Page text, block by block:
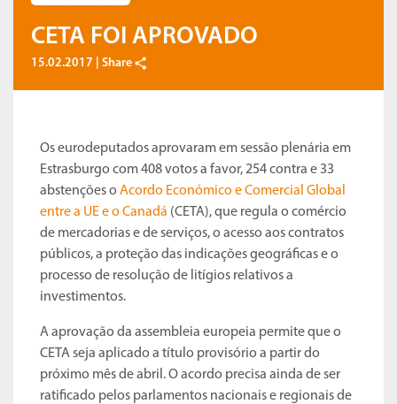
CETA FOI APROVADO
15.02.2017 | Share
Os eurodeputados aprovaram em sessão plenária em
Estrasburgo com 408 votos a favor, 254 contra e 33
abstenções o Acordo Económico e Comercial Global
entre a UE e o Canadá (CETA), que regula o comércio
de mercadorias e de serviços, o acesso aos contratos
públicos, a proteção das indicações geográficas e o
processo de resolução de litígios relativos a
investimentos.
A aprovação da assembleia europeia permite que o
CETA seja aplicado a título provisório a partir do
próximo mês de abril. O acordo precisa ainda de ser
ratificado pelos parlamentos nacionais e regionais de